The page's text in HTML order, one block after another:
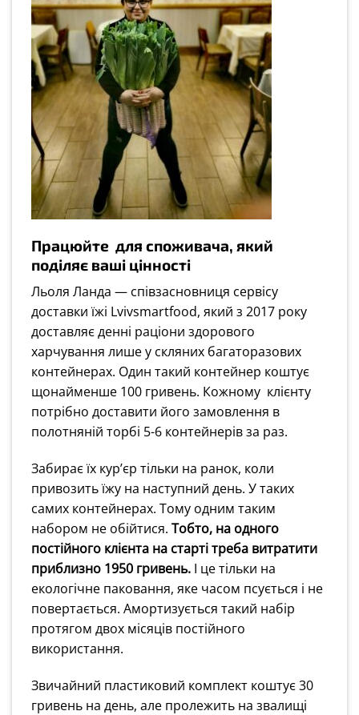
Працюйте для споживача, який
поділяє ваші цінності
Льоля Ланда — співзасновниця сервісу
доставки їжі Lvivsmartfood, який з 2017 року
доставляє денні раціони здорового
харчування лише у скляних багаторазових
контейнерах. Один такий контейнер коштує
щонайменше 100 гривень. Кожному клієнту
потрібно доставити його замовлення в
полотняній торбі 5-6 контейнерів за раз.
Забирає їх кур’єр тільки на ранок, коли
привозить їжу на наступний день. У таких
самих контейнерах. Тому одним таким
набором не обійтися. Тобто, на одного
постійного клієнта на старті треба витратити
приблизно 1950 гривень. І це тільки на
екологічне паковання, яке часом псується і не
повертається. Амортизується такий набір
протягом двох місяців постійного
використання.
Звичайний пластиковий комплект коштує 30
гривень на день, але пролежить на звалищі